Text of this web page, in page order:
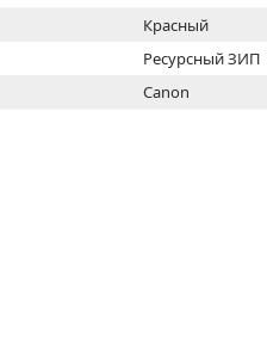
Красный
Ресурсный ЗИП
Canon